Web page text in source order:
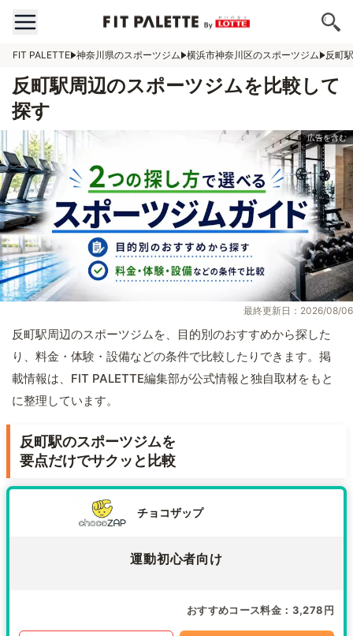
FIT PALETTE 神奈川県のスポーツジム 横浜市神奈川区のスポーツジム 反町
反町駅周辺のスポーツジムを比較して
探す
最終更新日：2026/08/06
反町駅周辺のスポーツジムを、目的別のおすすめから探した
り、料金・体験・設備などの条件で比較したりできます。掲
載情報は、FIT PALETTE編集部が公式情報と独自取材をもと
に整理しています。
反町駅のスポーツジムを
要点だけでサクッと比較
チョコザップ
運動初心者向け
おすすめコース料金 3,278円